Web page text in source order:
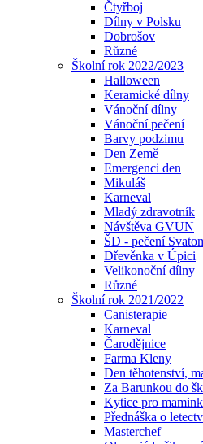
Čtyřboj
Dílny v Polsku
Dobrošov
Různé
Školní rok 2022/2023
Halloween
Keramické dílny
Vánoční dílny
Vánoční pečení
Barvy podzimu
Den Země
Emergenci den
Mikuláš
Karneval
Mladý zdravotník
Návštěva GVUN
ŠD - pečení
Dřevěnka v Úpici
Velikonoční dílny
Různé
Školní rok 2021/2022
Canisterapie
Karneval
Čarodějnice
Farma Kleny
Den těhotenství,
Za Barunkou do
Kytice pro
Přednáška o
Masterchef